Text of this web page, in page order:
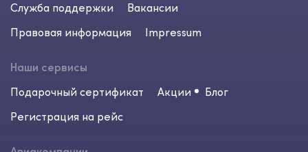
Служба поддержки
Вакансии
Правовая информация
Impressum
Наши сервисы
Подарочный сертификат
Акции
Блог
Регистрация на рейс